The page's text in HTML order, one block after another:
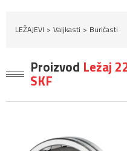
LEŽAJEVI Valjkasti Buričasti
Proizvod Ležaj
SKF